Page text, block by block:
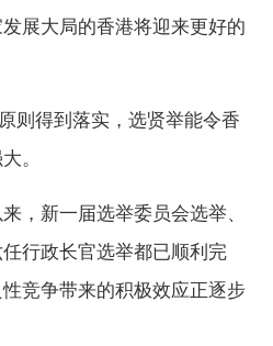
展大局的香港将迎来更好的
得到落实，选贤举能令香
。
新一届选举委员会选举、
行政长官选举都已顺利完
竞争带来的积极效应正逐步